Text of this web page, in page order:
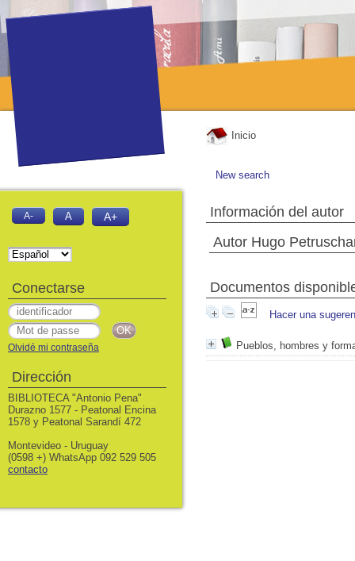
Inicio
New search
Información del autor
Autor Hugo
Documentos
Hacer una
Pueblos, hombres y
A- A A+
Conectarse
Olvidé mi contraseña
Dirección
BIBLIOTECA "Antonio Pena"
Durazno 1577 - Peatonal Encina
1578 y Peatonal Sarandí 472
Montevideo - Uruguay
(0598 +) WhatsApp 092 529 505
contacto